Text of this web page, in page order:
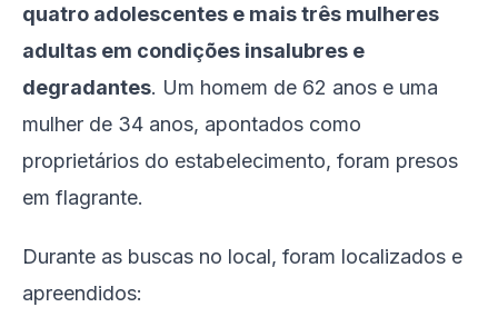
quatro adolescentes e mais três mulheres
adultas em condições insalubres e
degradantes. Um homem de 62 anos e uma
mulher de 34 anos, apontados como
proprietários do estabelecimento, foram presos
em flagrante.
Durante as buscas no local, foram localizados e
apreendidos: